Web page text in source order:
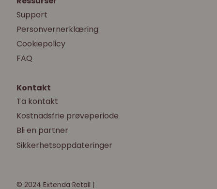
Support
Personvernerklæring
Cookiepolicy
FAQ
Kontakt
Ta kontakt
Kostnadsfrie prøveperiode
Bli en partner
Sikkerhetsoppdateringer
© 2024 Extenda Retail |